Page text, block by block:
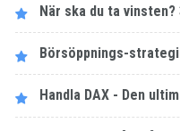
När ska du ta
Börsöppnings-
Handla DAX - Den